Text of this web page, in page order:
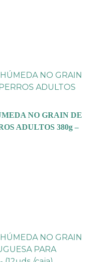
frescas
boniato,
articulares
y
los
naturales
NO GRAIN DE
ADULTOS 380g –